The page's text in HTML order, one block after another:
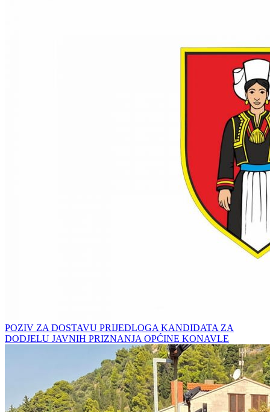
POZIV ZA DOSTAVU PRIJEDLOGA KANDIDATA ZA
DODJELU JAVNIH PRIZNANJA OPĆINE KONAVLE